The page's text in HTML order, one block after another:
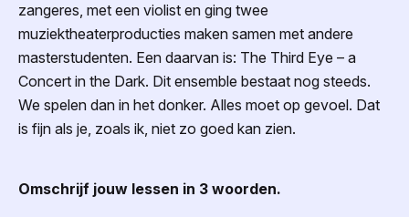
zangeres, met een violist en ging twee
muziektheaterproducties maken samen met andere
masterstudenten. Een daarvan is: The Third Eye – a
Concert in the Dark. Dit ensemble bestaat nog steeds.
We spelen dan in het donker. Alles moet op gevoel. Dat
is fijn als je, zoals ik, niet zo goed kan zien.
Omschrijf jouw lessen in 3 woorden.